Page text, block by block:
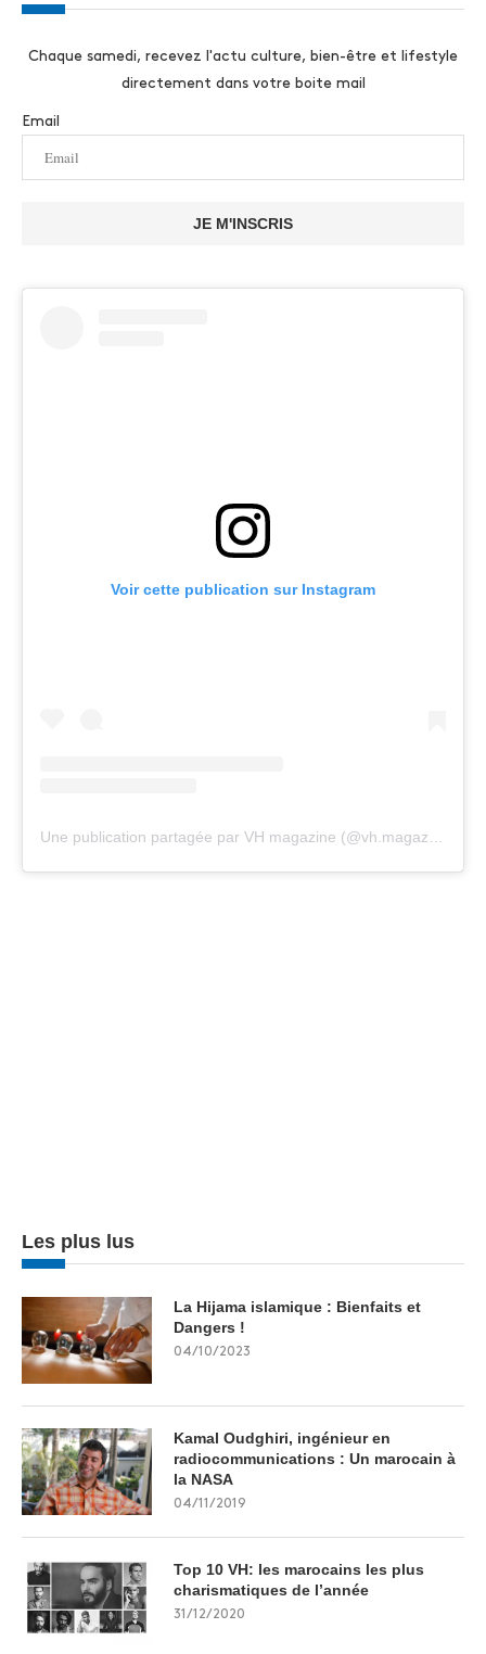
Chaque samedi, recevez l'actu culture, bien-être et lifestyle
directement dans votre boite mail
Email
JE M'INSCRIS
Voir cette publication sur Instagram
Une publication partagée par VH magazine (@vh.magazine)
Les plus lus
La Hijama islamique : Bienfaits et
Dangers !
04/10/2023
Kamal Oudghiri, ingénieur en
radiocommunications : Un marocain à
la NASA
04/11/2019
Top 10 VH: les marocains les plus
charismatiques de l’année
31/12/2020